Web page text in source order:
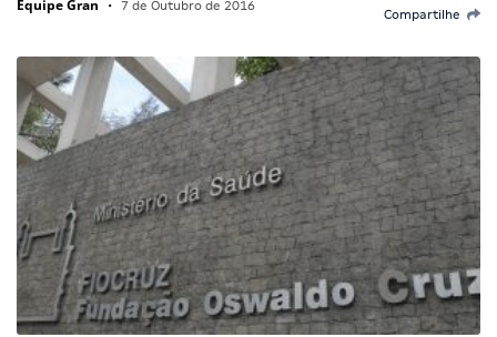
Equipe Gran • 7 de Outubro de 2016
Compartilhe